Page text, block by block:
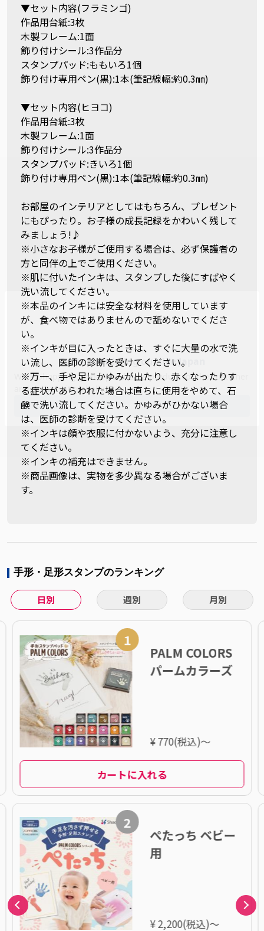
▼セット内容(フラミンゴ)
作品用台紙:3枚
木製フレーム:1面
飾り付けシール:3作品分
スタンプパッド:ももいろ1個
飾り付け専用ペン(黒):1本(筆記線幅:約0.3㎜)
▼セット内容(ヒヨコ)
作品用台紙:3枚
木製フレーム:1面
飾り付けシール:3作品分
スタンプパッド:きいろ1個
飾り付け専用ペン(黒):1本(筆記線幅:約0.3㎜)
お部屋のインテリアとしてはもちろん、プレゼント
にもぴったり。お子様の成長記録をかわいく残して
みましょう!♪
※小さなお子様がご使用する場合は、必ず保護者の
方と同伴の上でご使用ください。
※肌に付いたインキは、スタンプした後にすばやく
洗い流してください。
※本品のインキには安全な材料を使用しています
が、食べ物ではありませんので舐めないでくださ
い。
※インキが目に入ったときは、すぐに大量の水で洗
い流し、医師の診断を受けてください。
※万一、手や足にかゆみが出たり、赤くなったりす
る症状があらわれた場合は直ちに使用をやめて、石
鹸で洗い流してください。かゆみがひかない場合
は、医師の診断を受けてください。
※インキは顔や衣服に付かないよう、充分に注意し
てください。
※インキの補充はできません。
※商品画像は、実物を多少異なる場合がございま
す。
手形・足形スタンプのランキング
日別 週別 月別
1
PALM COLORS
パームカラーズ
¥ 770(税込)～
カートに入れる
2
ぺたっち ベビー
用
¥ 2,200(税込)～